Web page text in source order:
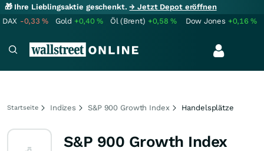
🎁 Ihre Lieblingsaktie geschenkt.→ Jetzt Depot eröffnen
DAX -0,33% Gold +0,40% Öl (Brent) +0,58% Dow Jones +0,16%
Startseite Indizes S&P 900 Growth Index Handelsplätze
S&P 900 Growth Index